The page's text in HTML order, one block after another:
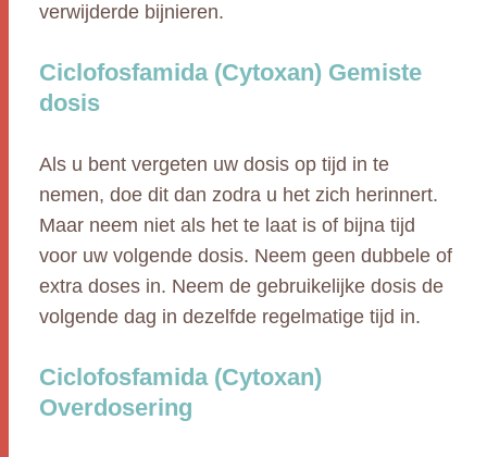
verwijderde bijnieren.
Ciclofosfamida (Cytoxan) Gemiste
dosis
Als u bent vergeten uw dosis op tijd in te
nemen, doe dit dan zodra u het zich herinnert.
Maar neem niet als het te laat is of bijna tijd
voor uw volgende dosis. Neem geen dubbele of
extra doses in. Neem de gebruikelijke dosis de
volgende dag in dezelfde regelmatige tijd in.
Ciclofosfamida (Cytoxan)
Overdosering